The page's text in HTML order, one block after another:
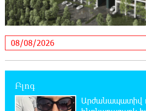
զարգանա Հայաստանի
հետո գնա ԵՄ. Արշակ Կարապետյան
21:03:44 7-08-2026
Բլոգ
Արժանապատիվ